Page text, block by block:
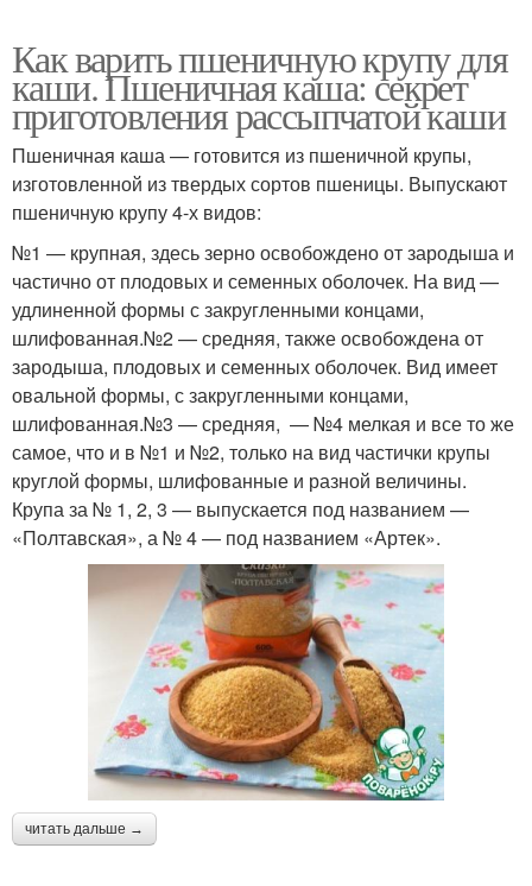
Как варить пшеничную крупу для
каши. Пшеничная каша: секрет
приготовления рассыпчатой каши
Пшеничная каша — готовится из пшеничной крупы,
изготовленной из твердых сортов пшеницы. Выпускают
пшеничную крупу 4-х видов:
№1 — крупная, здесь зерно освобождено от зародыша и
частично от плодовых и семенных оболочек. На вид —
удлиненной формы с закругленными концами,
шлифованная.№2 — средняя, также освобождена от
зародыша, плодовых и семенных оболочек. Вид имеет
овальной формы, с закругленными концами,
шлифованная.№3 — средняя, — №4 мелкая и все то же
самое, что и в №1 и №2, только на вид частички крупы
круглой формы, шлифованные и разной величины.
Крупа за № 1, 2, 3 — выпускается под названием —
«Полтавская», а № 4 — под названием «Артек».
читать дальше →